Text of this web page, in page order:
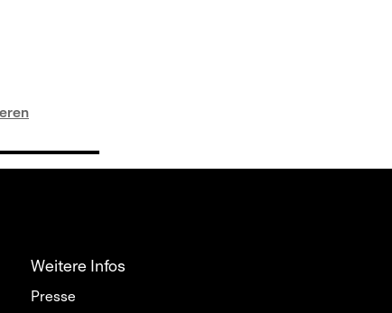
Weitere Infos
Presse